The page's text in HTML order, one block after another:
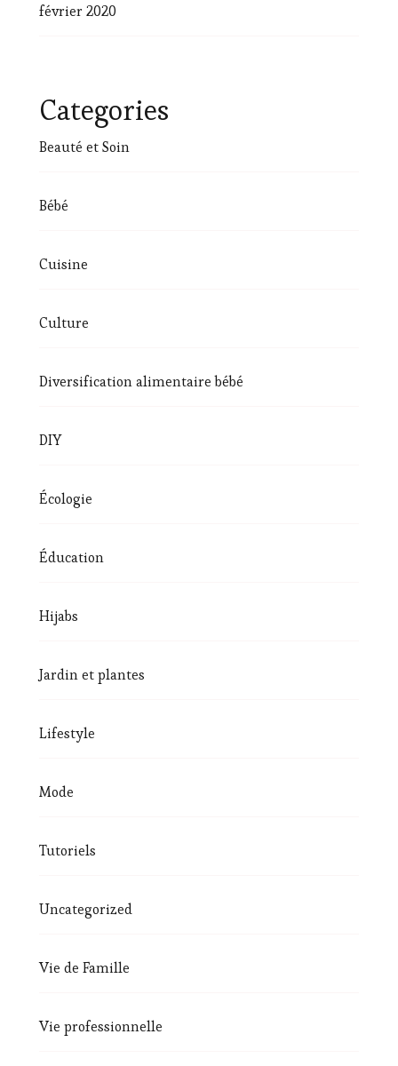
février 2020
Categories
Beauté et Soin
Bébé
Cuisine
Culture
Diversification alimentaire bébé
DIY
Écologie
Éducation
Hijabs
Jardin et plantes
Lifestyle
Mode
Tutoriels
Uncategorized
Vie de Famille
Vie professionnelle